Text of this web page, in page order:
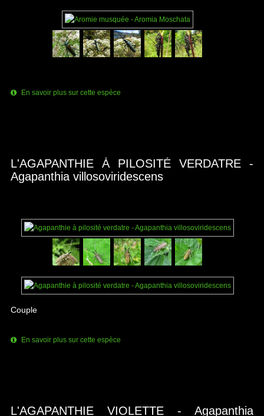
En savoir plus sur cette espèce
L'AGAPANTHIE À PILOSITÉ VERDATRE -
Agapanthia villosoviridescens
Couple
En savoir plus sur cette espèce
L'AGAPANTHIE VIOLETTE - Agapanthia